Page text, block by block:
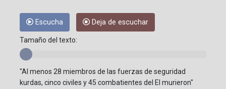
Escucha Deja de escuchar
Tamaño del texto:
"Al menos 28 miembros de las fuerzas de seguridad
kurdas, cinco civiles y 45 combatientes del EI murieron"